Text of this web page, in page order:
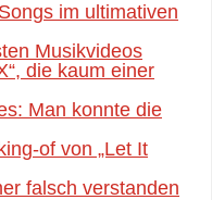
im ultimativen
Musikvideos
die kaum einer
Man konnte die
of von „Let It
falsch verstanden